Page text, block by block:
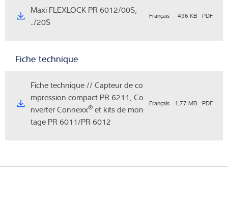
Maxi FLEXLOCK PR 6012/00S,
../20S
Français 496 KB PDF
Fiche technique
Fiche technique // Capteur de co
mpression compact PR 6211, Co
nverter Connexx® et kits de mon
tage PR 6011/PR 6012
Français 1,77 MB PDF